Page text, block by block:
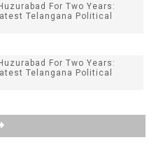
For Two Years:
Telangana Political
For Two Years:
Telangana Political